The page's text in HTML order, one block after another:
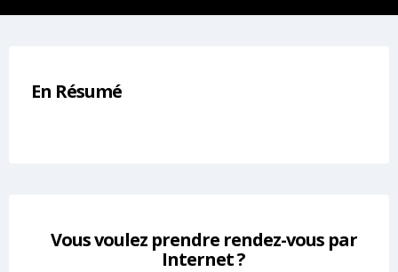
En Résumé
Vous voulez prendre rendez-vous par
Internet ?